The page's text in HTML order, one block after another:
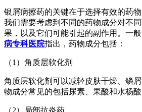
银屑病擦药的关键在于选择有效的药
我们需要考虑到不同的药物成分对不
果，以及它们可能引起的副作用。一
病专科医院指出，药物成分包括：
（1）角质层软化剂
角质层软化剂可以减轻皮肤干燥、鳞
物成分常见的包括尿素、果酸和水杨酸
（2）局部抗炎药